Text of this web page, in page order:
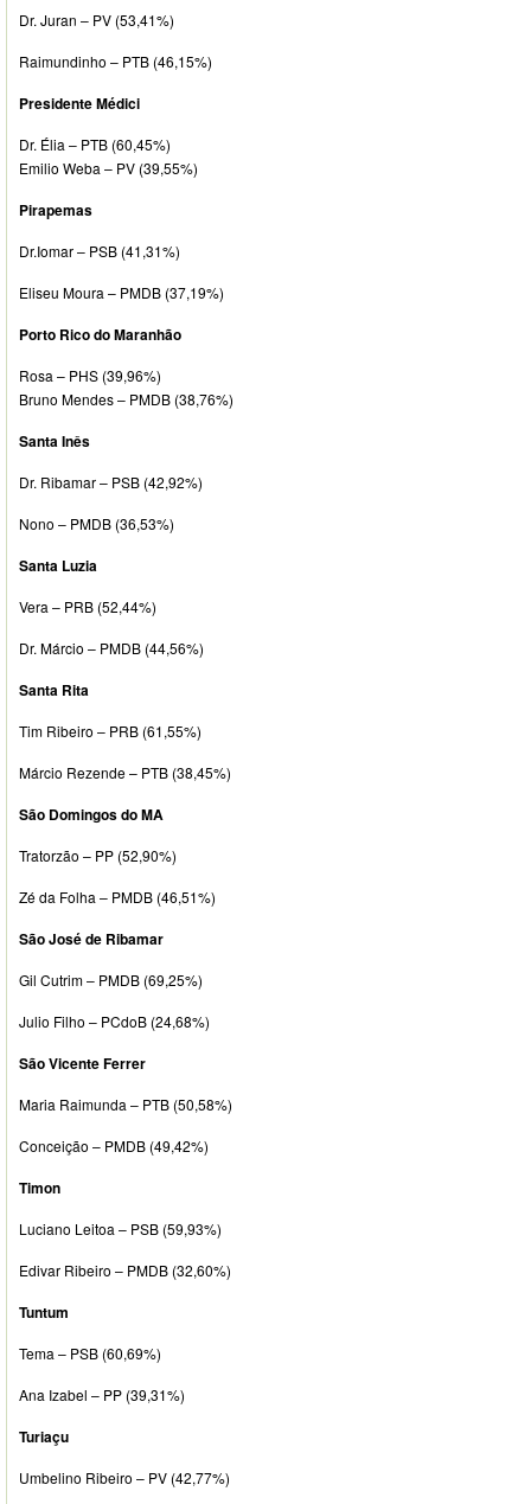
Dr. Juran – PV (53,41%)
Raimundinho – PTB (46,15%)
Presidente Médici
Dr. Élia – PTB (60,45%)
Emilio Weba – PV (39,55%)
Pirapemas
Dr.Iomar – PSB (41,31%)
Eliseu Moura – PMDB (37,19%)
Porto Rico do Maranhão
Rosa – PHS (39,96%)
Bruno Mendes – PMDB (38,76%)
Santa Inês
Dr. Ribamar – PSB (42,92%)
Nono – PMDB (36,53%)
Santa Luzia
Vera – PRB (52,44%)
Dr. Márcio – PMDB (44,56%)
Santa Rita
Tim Ribeiro – PRB (61,55%)
Márcio Rezende – PTB (38,45%)
São Domingos do MA
Tratorzão – PP (52,90%)
Zé da Folha – PMDB (46,51%)
São José de Ribamar
Gil Cutrim – PMDB (69,25%)
Julio Filho – PCdoB (24,68%)
São Vicente Ferrer
Maria Raimunda – PTB (50,58%)
Conceição – PMDB (49,42%)
Timon
Luciano Leitoa – PSB (59,93%)
Edivar Ribeiro – PMDB (32,60%)
Tuntum
Tema – PSB (60,69%)
Ana Izabel – PP (39,31%)
Turiaçu
Umbelino Ribeiro – PV (42,77%)